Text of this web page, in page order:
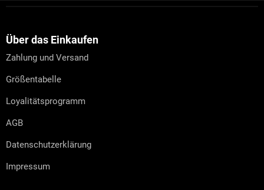
Über das Einkaufen
Zahlung und Versand
Größentabelle
Loyalitätsprogramm
AGB
Datenschutzerklärung
Impressum